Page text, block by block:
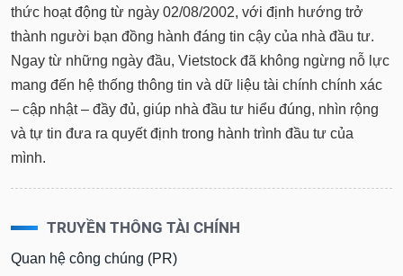
thức hoạt động từ ngày 02/08/2002, với định hướng trở
thành người bạn đồng hành đáng tin cậy của nhà đầu tư.
Ngay từ những ngày đầu, Vietstock đã không ngừng nỗ lực
mang đến hệ thống thông tin và dữ liệu tài chính chính xác
– cập nhật – đầy đủ, giúp nhà đầu tư hiểu đúng, nhìn rộng
và tự tin đưa ra quyết định trong hành trình đầu tư của
mình.
TRUYỀN THÔNG TÀI CHÍNH
Quan hệ công chúng (PR)